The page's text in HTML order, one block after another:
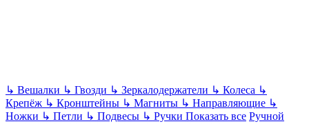
↳ Вешалки ↳ Гвозди ↳ Зеркалодержатели ↳ Колеса ↳
Крепёж ↳ Кронштейны ↳ Магниты ↳ Направляющие ↳
Ножки ↳ Петли ↳ Подвесы ↳ Ручки Показать все Ручной